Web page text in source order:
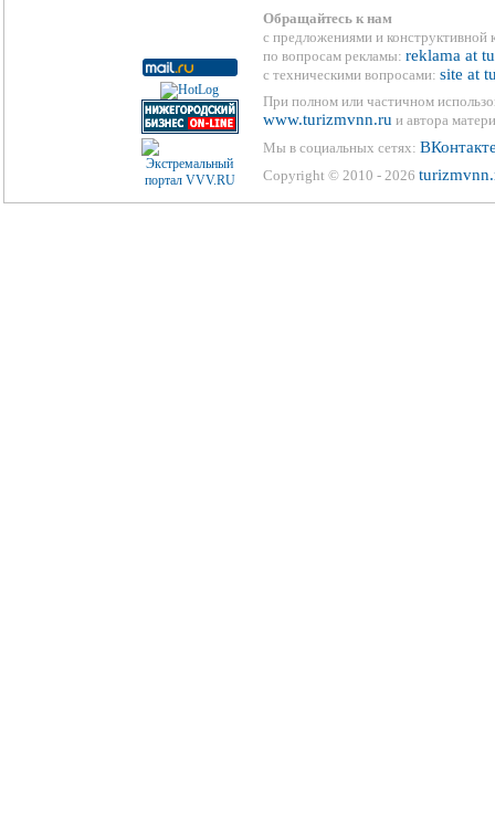
Обращайтесь к нам
с предложениями и конструктивной
по вопросам рекламы: reklama at
с техническими вопросами: site at
При полном или частичном
www.turizmvnn.ru и автора
Мы в социальных сетях:
Copyright © 2010 - 2026